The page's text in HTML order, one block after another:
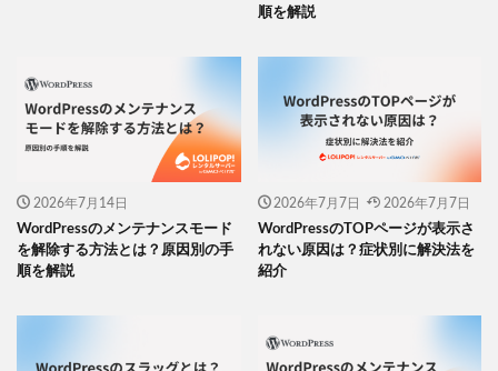
順を解説
2026年7月14日
WordPressのメンテナンスモード
を解除する方法とは？原因別の手
順を解説
2026年7月7日 2026年7月7日
WordPressのTOPページが表示さ
れない原因は？症状別に解決法を
紹介